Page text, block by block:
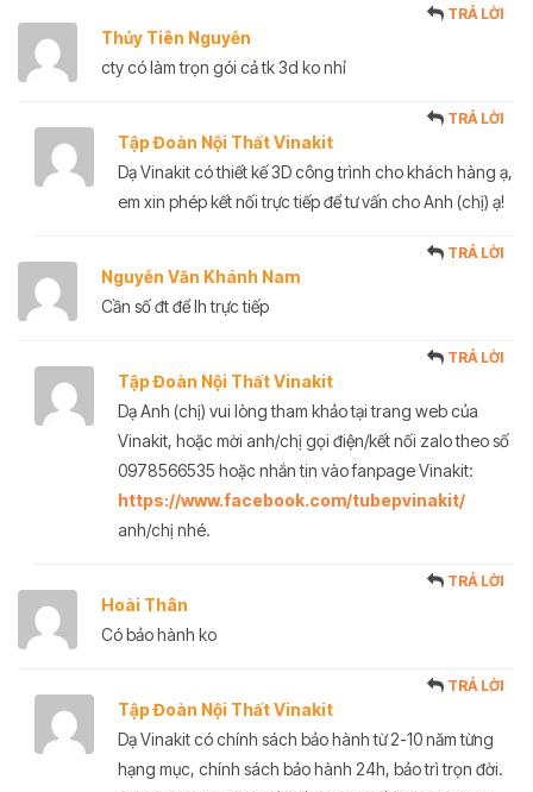
Thủy Tiên Nguyễn
TRẢ LỜI
cty có làm trọn gói cả tk 3d ko nhỉ
Tập Đoàn Nội Thất Vinakit
TRẢ LỜI
Dạ Vinakit có thiết kế 3D công trình cho khách hàng ạ,
em xin phép kết nối trực tiếp để tư vấn cho Anh (chị) ạ!
Nguyễn Văn Khánh Nam
TRẢ LỜI
Cần số đt để lh trực tiếp
Tập Đoàn Nội Thất Vinakit
TRẢ LỜI
Dạ Anh (chị) vui lòng tham khảo tại trang web của
Vinakit, hoặc mời anh/chị gọi điện/kết nối zalo theo số
0978566535 hoặc nhắn tin vào fanpage Vinakit:
https://www.facebook.com/tubepvinakit/
anh/chị nhé.
Hoài Thân
TRẢ LỜI
Có bảo hành ko
Tập Đoàn Nội Thất Vinakit
TRẢ LỜI
Dạ Vinakit có chính sách bảo hành từ 2-10 năm từng
hạng mục, chính sách bảo hành 24h, bảo trì trọn đời.